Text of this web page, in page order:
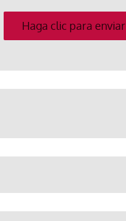
correo
electrónico
Haga clic para enviar